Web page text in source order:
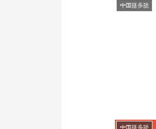
中国語多読
中国語多読